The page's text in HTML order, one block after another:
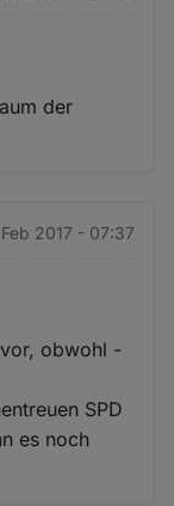
der
2017 - 07:37
obwohl -
SPD
es noch